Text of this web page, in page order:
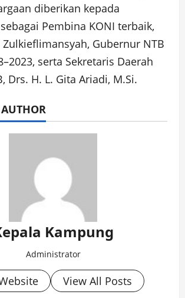
diberikan kepada
Pembina KONI terbaik,
Gubernur NTB
serta Sekretaris Daerah
Drs. H. L. Gita Ariadi, M.Si.
Kampung
Administrator
View All Posts